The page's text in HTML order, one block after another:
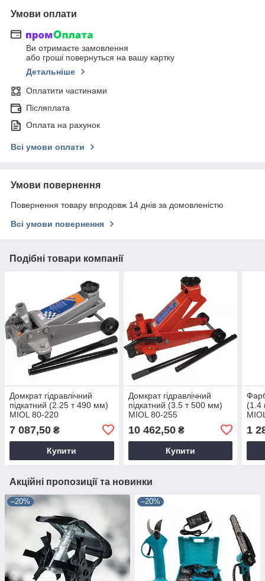
Умови оплати
Ви отримаєте замовлення
або гроші повернуться на вашу картку
Детальніше
Оплатити частинами
Післяплата
Оплата на рахунок
Всі умови оплати
Умови повернення
Повернення товару впродовж 14 днів за домовленістю
Всі умови повернення
Подібні товари компанії
Домкрат гідравлічний
підкатний (2.25 т 490 мм)
MIOL 80-220
7 087,50 ₴
Купити
Домкрат гідравлічний
підкатний (3.5 т 500 мм)
MIOL 80-255
10 462,50₴
Купити
(1.4
1
Акційні пропозиції та новинки
–20% –20%